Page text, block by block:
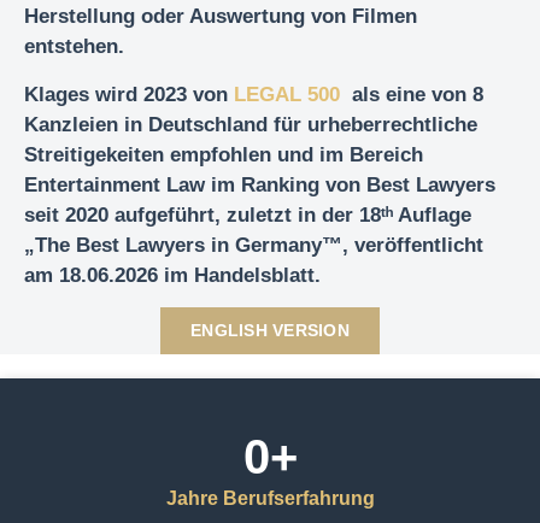
Herstellung oder Auswertung von Filmen
entstehen.
Klages wird 2023 von LEGAL 500 als eine von 8
Kanzleien in Deutschland für urheberrechtliche
Streitigekeiten empfohlen und im Bereich
Entertainment Law im Ranking von Best Lawyers
seit 2020 aufgeführt, zuletzt in der 18ᵗʰ Auflage
„The Best Lawyers in Germany™, veröffentlicht
am 18.06.2026 im Handelsblatt.
ENGLISH VERSION
Jahre Berufserfahrung
0+